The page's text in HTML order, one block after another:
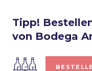
Tipp!
von Bodega